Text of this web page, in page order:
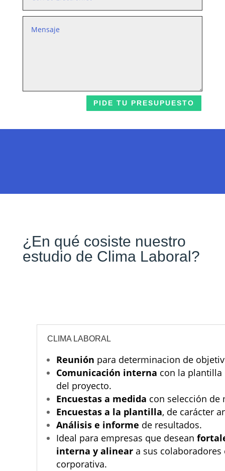
PIDE TU PRESUPUESTO
¿En qué cosiste nuestro
estudio de Clima Laboral?
CLIMA LABORAL
Reunión para determinacion de
Comunicación interna con la plantilla
del proyecto.
Encuestas a medida con selección de
Encuestas a la plantilla, de carácter
Análisis e informe de resultados.
Ideal para empresas que desean
interna y alineara sus colaboradores
corporativa.